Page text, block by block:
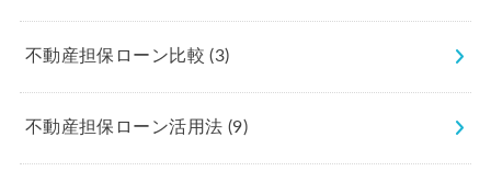
不動産担保ローン比較(3)
不動産担保ローン活用法 (9)